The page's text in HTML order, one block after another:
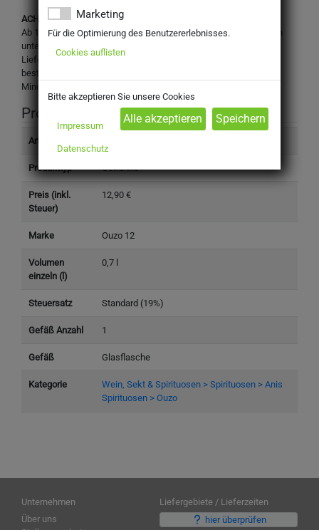
ACHTUNG:
Ab 18! Dieses Produkt enthält Alkohol und darf nicht an Personen
unter dem gesetzlichen Mindestalter abgegeben werden. Eine
Lieferung an Minderjährige ist nicht möglich. Mit Ihrer Bestellung
bestätigen Sie, dass Sie das gesetzlich vorgeschriebene
Mindestalter haben.
Produktinformation
Artikelnummer
Produkttyp Getränke
Preis (inkl.
Steuer)
12,90 €
Marke Ouzo 12
Volumen
einzeln (l)
0,7 l
Steuersatz Standard (19%)
Gefäß Anzahl 1
Gefäß Glasflasche
Kategorie
Wein, Sekt & Spirituosen > Spirituosen > Anis
Spirituosen > Ouzo
Unternehmen
Über uns
Liefergebiete / Lieferzeiten
hier überprüfen
Marketing
Für die Optimierung des Benutzererlebnisses.
Cookies auflisten
Bitte akzeptieren Sie unsere Cookies
Impressum
Datenschutz